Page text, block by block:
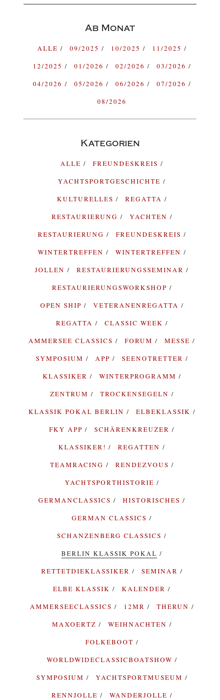
Ab Monat
ALLE 09/2025 10/2025
11/2025
12/2025
01/2026 02/2026
03/2026
04/2026
05/2026 06/2026
07/2026
08/2026
Kategorien
ALLE
FREUNDESKREIS
YACHTSPORTGESCHICHTE
KULTURELLES
REGATTA
RESTAURIERUNG
YACHTEN
RESTAURIERUNG
FREUNDESKREIS
WINTERTREFFEN
WINTERTREFFEN
JOLLEN
RESTAURIERUNGSSEMINAR
RESTAURIERUNGSWORKSHOP
OPEN SHIP
VETERANENREGATTA
REGATTA
CLASSIC WEEK
AMMERSEE CLASSICS
FORUM
MESSE
SYMPOSIUM
APP
SEENOTRETTER
KLASSIKER
WINTERPROGRAMM
ZENTRUM
TROCKENSEGELN
KLASSIK POKAL BERLIN
ELBEKLASSIK
FKY APP
SCHÄRENKREUZER
KLASSIKER!
REGATTEN
TEAMRACING
RENDEZVOUS
YACHTSPORTHISTORIE
GERMANCLASSICS
HISTORISCHES
GERMAN CLASSICS
SCHANZENBERG CLASSICS
BERLIN KLASSIK POKAL
RETTETDIEKLASSIKER
SEMINAR
ELBE KLASSIK
KALENDER
AMMERSEECLASSICS
12MR
THERUN
MAXOERTZ
WEIHNACHTEN
FOLKEBOOT
WORLDWIDECLASSICBOATSHOW
SYMPOSIUM
YACHTSPORTMUSEUM
RENNJOLLE
WANDERJOLLE